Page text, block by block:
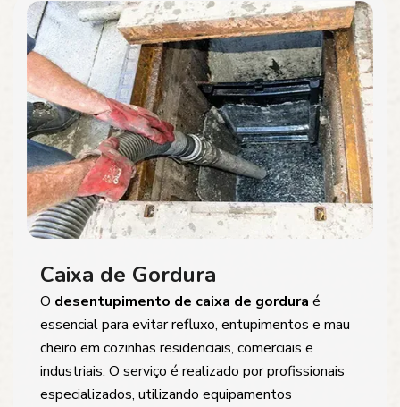
Caixa de Gordura
O desentupimento de caixa de gordura é
essencial para evitar refluxo, entupimentos e mau
cheiro em cozinhas residenciais, comerciais e
industriais. O serviço é realizado por profissionais
especializados, utilizando equipamentos